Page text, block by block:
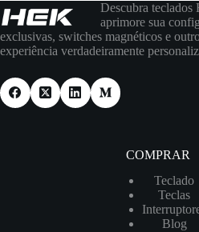
Descubra
aprimore sua
exclusivas, switches magnéticos e
experiência verdadeiramente
COMPRAR
Teclado
Teclas
Blog